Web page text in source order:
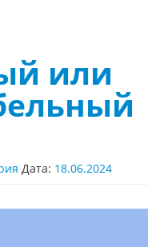
или
Дата: 18.06.2024